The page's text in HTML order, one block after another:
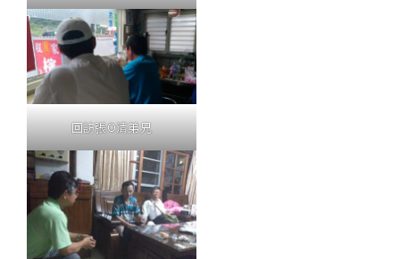
回訪張O清弟兄